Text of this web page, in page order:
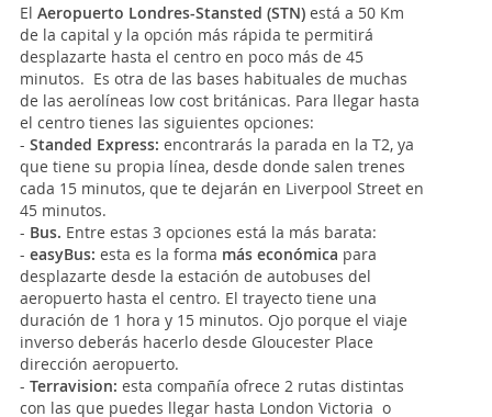
El Aeropuerto Londres-Stansted (STN) está a 50 Km
de la capital y la opción más rápida te permitirá
desplazarte hasta el centro en poco más de 45
minutos. Es otra de las bases habituales de muchas
de las aerolíneas low cost británicas. Para llegar hasta
el centro tienes las siguientes opciones:
- Standed Express: encontrarás la parada en la T2, ya
que tiene su propia línea, desde donde salen trenes
cada 15 minutos, que te dejarán en Liverpool Street en
45 minutos.
- Bus. Entre estas 3 opciones está la más barata:
- easyBus: esta es la forma más económica para
desplazarte desde la estación de autobuses del
aeropuerto hasta el centro. El trayecto tiene una
duración de 1 hora y 15 minutos. Ojo porque el viaje
inverso deberás hacerlo desde Gloucester Place
dirección aeropuerto.
- Terravision: esta compañía ofrece 2 rutas distintas
con las que puedes llegar hasta London Victoria o